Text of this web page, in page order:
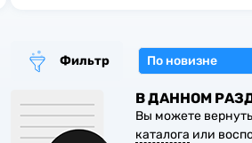
6
Фильтр
В ДАННОМ
Вы можете
каталога или